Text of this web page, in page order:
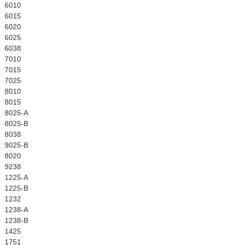
6010
6015
6020
6025
6038
7010
7015
7025
8010
8015
8025-A
8025-B
8038
9025-B
8020
9238
1225-A
1225-B
1232
1238-A
1238-B
1425
1751